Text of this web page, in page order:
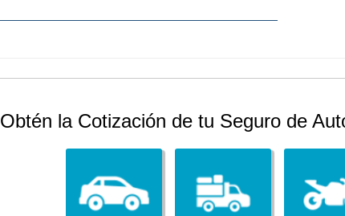
Obtén la Cotización de tu Seguro de